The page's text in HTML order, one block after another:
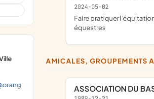
2024-05-02
faire pratiquer l'équitation sous toutes ses formes ; organiser des compétitions officielles ; promouvoir le cheval et les activités
équestres
AMICALES, GROUPEMENTS
ASSOCIATION DU